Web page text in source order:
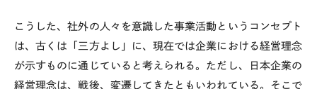
こうした、社外の人々を意識した事業活動というコンセプト
は、古くは「三方よし」に、現在では企業における経営理念
が示すものに通じていると考えられる。ただし、日本企業の
経営理念は、戦後、変遷してきたともいわれている。そこで